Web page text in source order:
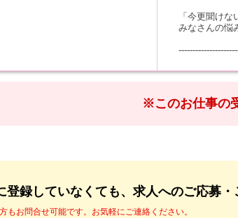
「今更聞けな
みなさんの悩
※このお仕事の
登録していなくても、求人へのご応募
もお問合せ可能です。お気軽にご連絡ください。